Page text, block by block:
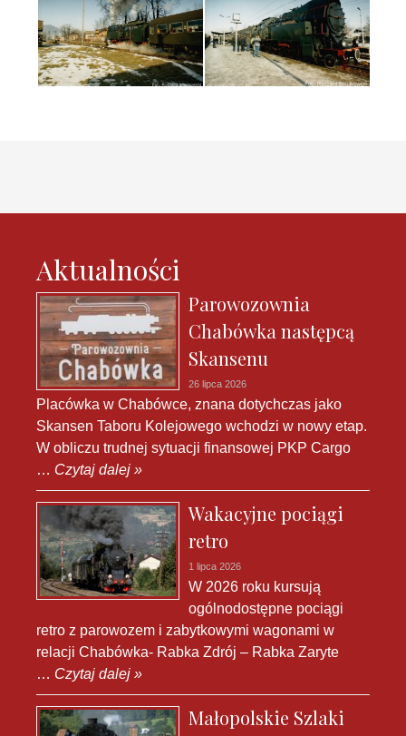
Aktualności
Parowozownia
Chabówka następcą
Skansenu
26 lipca 2026
Placówka w Chabówce, znana dotychczas jako
Skansen Taboru Kolejowego wchodzi w nowy etap.
W obliczu trudnej sytuacji finansowej PKP Cargo
… Czytaj dalej »
Wakacyjne pociągi
retro
1 lipca 2026
W 2026 roku kursują
ogólnodostępne pociągi
retro z parowozem i zabytkowymi wagonami w
relacji Chabówka- Rabka Zdrój – Rabka Zaryte
… Czytaj dalej »
Małopolskie Szlaki